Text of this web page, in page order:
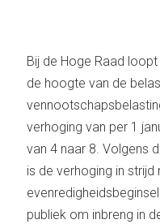
Bij de Hoge Raad
de hoogte van de
verhoging van per 1
van 4 naar 8. Volgens
is de verhoging in strijd
publiek om inbreng in